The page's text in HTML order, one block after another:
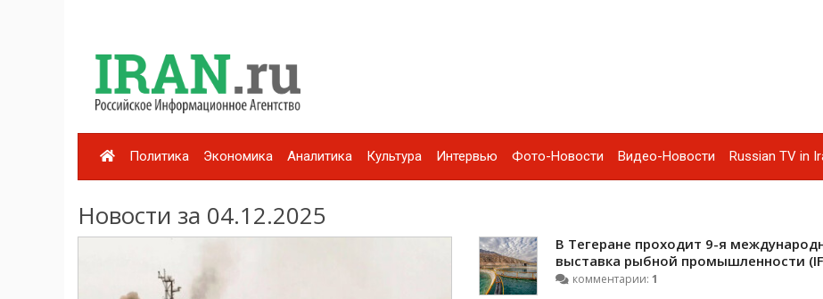
Политика Экономика Аналитика Культура Интервью Фото-Новости Видео-Новости Russian TV in
Новости за 04.12.2025
В Тегеране проходит 9-я
выставка рыбной промышленности
комментарии: 1